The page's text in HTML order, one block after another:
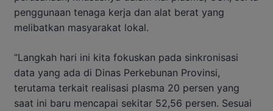
penggunaan tenaga kerja dan alat berat yang
melibatkan masyarakat lokal.
“Langkah hari ini kita fokuskan pada sinkronisasi
data yang ada di Dinas Perkebunan Provinsi,
terutama terkait realisasi plasma 20 persen yang
saat ini baru mencapai sekitar 52,56 persen. Sesuai